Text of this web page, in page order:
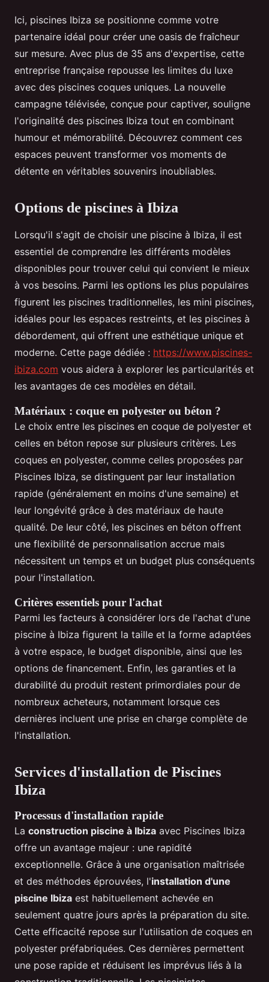
Ici, piscines Ibiza se positionne comme votre
partenaire idéal pour créer une oasis de fraîcheur
sur mesure. Avec plus de 35 ans d'expertise, cette
entreprise française repousse les limites du luxe
avec des piscines coques uniques. La nouvelle
campagne télévisée, conçue pour captiver, souligne
l'originalité des piscines Ibiza tout en combinant
humour et mémorabilité. Découvrez comment ces
espaces peuvent transformer vos moments de
détente en véritables souvenirs inoubliables.
Options de piscines à Ibiza
Lorsqu'il s'agit de choisir une piscine à Ibiza, il est
essentiel de comprendre les différents modèles
disponibles pour trouver celui qui convient le mieux
à vos besoins. Parmi les options les plus populaires
figurent les piscines traditionnelles, les mini piscines,
idéales pour les espaces restreints, et les piscines à
débordement, qui offrent une esthétique unique et
moderne. Cette page dédiée : https://www.piscines-
ibiza.com vous aidera à explorer les particularités et
les avantages de ces modèles en détail.
Matériaux : coque en polyester ou béton ?
Le choix entre les piscines en coque de polyester et
celles en béton repose sur plusieurs critères. Les
coques en polyester, comme celles proposées par
Piscines Ibiza, se distinguent par leur installation
rapide (généralement en moins d'une semaine) et
leur longévité grâce à des matériaux de haute
qualité. De leur côté, les piscines en béton offrent
une flexibilité de personnalisation accrue mais
nécessitent un temps et un budget plus conséquents
pour l'installation.
Critères essentiels pour l'achat
Parmi les facteurs à considérer lors de l'achat d'une
piscine à Ibiza figurent la taille et la forme adaptées
à votre espace, le budget disponible, ainsi que les
options de financement. Enfin, les garanties et la
durabilité du produit restent primordiales pour de
nombreux acheteurs, notamment lorsque ces
dernières incluent une prise en charge complète de
l'installation.
Services d'installation de Piscines
Ibiza
Processus d'installation rapide
La construction piscine à Ibiza avec Piscines Ibiza
offre un avantage majeur : une rapidité
exceptionnelle. Grâce à une organisation maîtrisée
et des méthodes éprouvées, l'installation d'une
piscine Ibiza est habituellement achevée en
seulement quatre jours après la préparation du site.
Cette efficacité repose sur l'utilisation de coques en
polyester préfabriquées. Ces dernières permettent
une pose rapide et réduisent les imprévus liés à la